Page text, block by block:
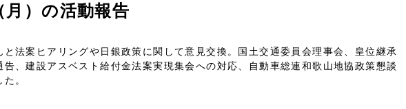
）の活動報告
法案ヒアリングや日銀政策に関して意見交換。国土交通委員会理事会、皇位継承
、建設アスベスト給付金法案実現集会への対応、自動車総連和歌山地協政策懇談
。